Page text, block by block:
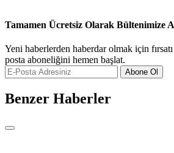
Tamamen Ücretsiz Olarak Bültenimize
Yeni haberlerden haberdar olmak için
posta aboneliğini hemen başlat.
Abone Ol
Benzer Haberler